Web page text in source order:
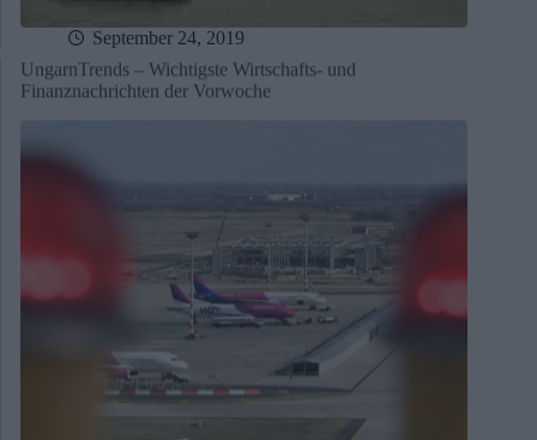
September 24, 2019
UngarnTrends – Wichtigste Wirtschafts- und
Finanznachrichten der Vorwoche